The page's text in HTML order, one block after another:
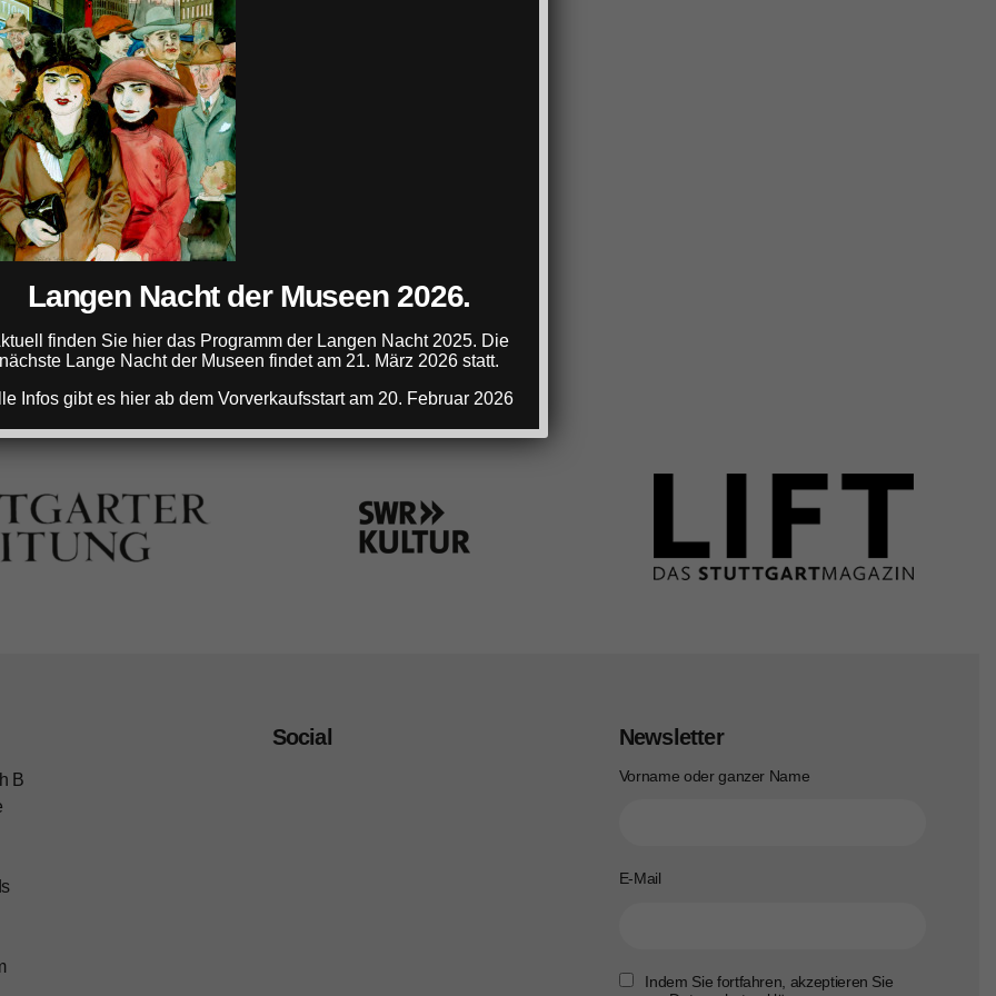
B
Social Newsletter
Vorname oder ganzer Name
E-Mail
Indem Sie fortfahren, akzeptieren Sie
Langen Nacht der Museen 2026.
finden Sie hier das Programm der Langen Nacht 2025. Die
nächste Lange Nacht der Museen findet am 21. März 2026 statt.
Infos gibt es hier ab dem Vorverkaufsstart am 20. Februar 2026